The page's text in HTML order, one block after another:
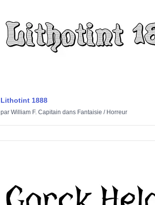
Lithotint 1888
par William F. Capitain dans Fantaisie / Horreur